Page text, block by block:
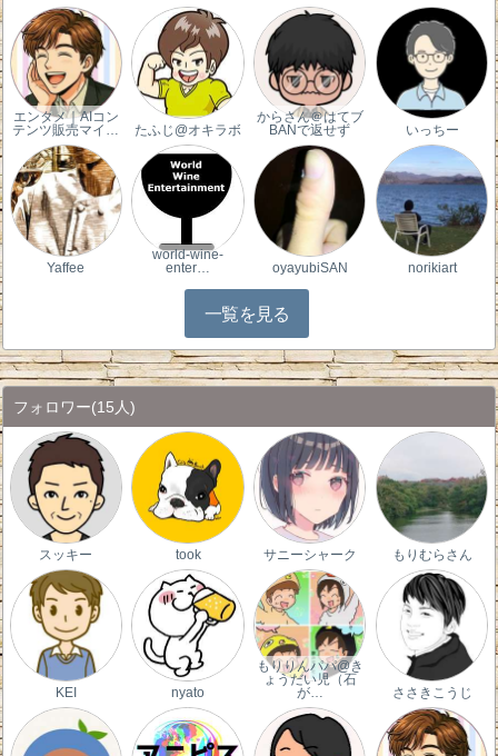
エンタメ｜AIコン
テンツ販売マイ…
たふじ@オキラボ
からさん＠はてブ
BANで返せず
いっちー
Yaffee
world-wine-
enter…
oyayubiSAN norikiart
一覧を見る
フォロワー(15人)
スッキー took サニーシャーク もりむらさん
KEI nyato
もりりんパパ@き
ょうだい児（石
が…
ささきこうじ